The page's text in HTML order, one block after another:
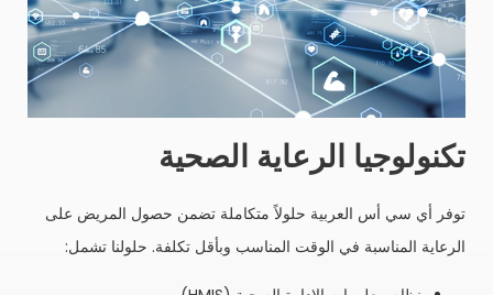
تكنولوجيا الرعاية الصحية
توفر أي سي أس العربية حلولاً متكاملة تضمن حصول المريض على
الرعاية المناسبة في الوقت المناسب وبأقل تكلفة. حلولنا تشمل: